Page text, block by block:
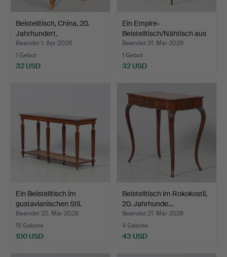
Beistelltisch, China, 20.
Jahrhundert.
Beendet 1. Apr 2026
1 Gebot
32 USD
Ein Empire-
Beistelltisch/Nähtisch aus
dem …
Beendet 31. Mär 2026
1 Gebot
32 USD
Ein Beistelltisch im
gustavianischen Stil.
Beendet 22. Mär 2026
15 Gebote
100 USD
Beistelltisch im Rokokostil,
20. Jahrhunde…
Beendet 21. Mär 2026
4 Gebote
43 USD